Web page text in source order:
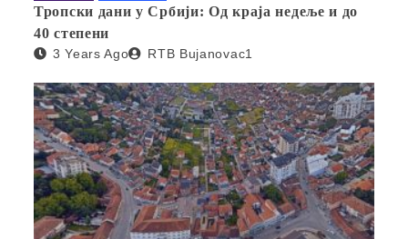
Тропски дани у Србији: Од краја недеље и до
40 степени
3 Years Ago RTB Bujanovac1